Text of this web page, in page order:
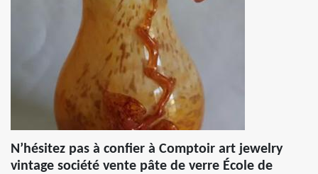
N’hésitez pas à confier à Comptoir art jewelry
vintage société vente pâte de verre École de